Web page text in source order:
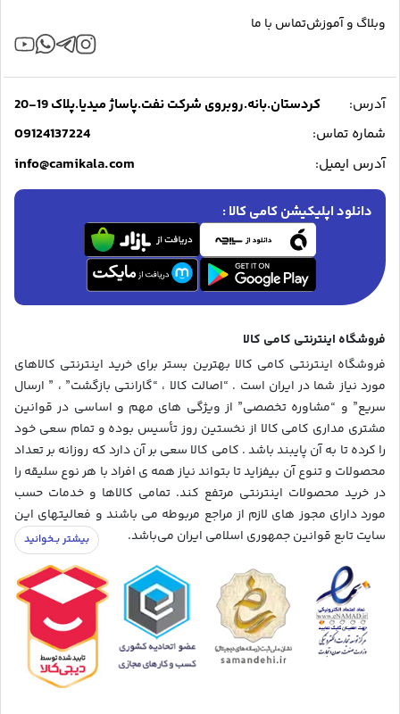
وبلاگ و آموزشتماس با ما
آدرس:
کردستان.بانه.روبروی شرکت نفت.پاساژ میدیا.پلاک 19-20
شماره تماس:
09124137224
آدرس ایمیل: info@camikala.com
دانلود اپلیکیشن کامی کالا :
فروشگاه اینترنتی کامی کالا
فروشگاه اینترنتی کامی کالا بهترین بستر برای خرید اینترنتی کالاهای
مورد نیاز شما در ایران است . “اصالت کالا ، “گارانتی بازگشت” ، ” ارسال
سریع” و “مشاوره تخصصی” از ویژگی های مهم و اساسی در قوانین
مشتری مداری کامی کالا از نخستین روز تأسیس بوده و تمام سعی خود
را کرده تا به آن پایبند باشد . کامی کالا سعی بر آن دارد که روزانه بر تعداد
محصولات و تنوع آن بیفزاید تا بتواند نیاز همه ی افراد با هر نوع سلیقه را
در خرید محصولات اینترنتی مرتفع کند. تمامی کالاها و خدمات حسب
مورد دارای مجوز های لازم از مراجع مربوطه می باشند و فعالیتهای این
سایت تابع قوانین جمهوری اسلامی ایران می‌باشد.